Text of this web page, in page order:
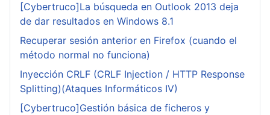
[Cybertruco]La búsqueda en Outlook 2013 deja
de dar resultados en Windows 8.1
Recuperar sesión anterior en Firefox (cuando el
método normal no funciona)
Inyección CRLF (CRLF Injection / HTTP Response
Splitting)(Ataques Informáticos IV)
[Cybertruco]Gestión básica de ficheros y